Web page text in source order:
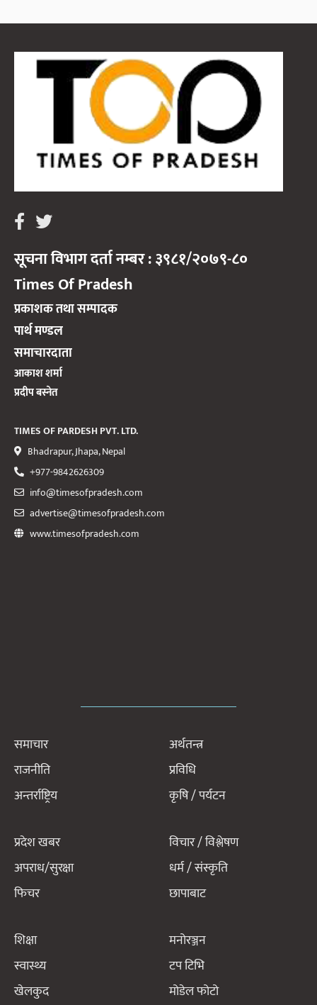
सूचना विभाग दर्ता नम्बर : ३९८१/२०७९-८०
Times Of Pradesh
प्रकाशक तथा सम्पादक
पार्थ मण्डल
समाचारदाता
आकाश शर्मा
प्रदीप बस्नेत
TIMES OF PARDESH PVT. LTD.
Bhadrapur, Jhapa, Nepal
+977-9842626309
info@timesofpradesh.com
advertise@timesofpradesh.com
www.timesofpradesh.com
समाचार
राजनीति
अन्तर्राष्ट्रिय
अर्थतन्त्र
प्रविधि
कृषि / पर्यटन
प्रदेश खबर
अपराध/सुरक्षा
फिचर
विचार / विश्लेषण
धर्म / संस्कृति
छापाबाट
शिक्षा
स्वास्थ्य
खेलकुद
मनोरञ्जन
टप टिभि
मोडेल फोटो